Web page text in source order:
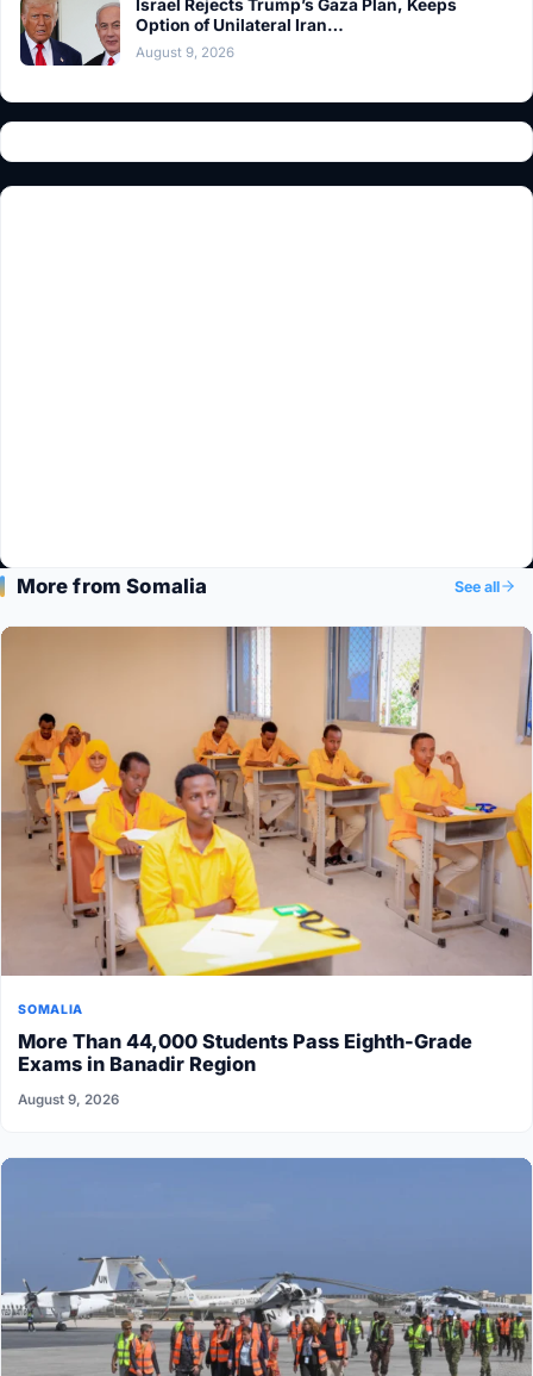
Israel Rejects Trump’s Gaza Plan, Keeps
Option of Unilateral Iran…
August 9, 2026
More from Somalia See all
SOMALIA
More Than 44,000 Students Pass Eighth-Grade
Exams in Banadir Region
August 9, 2026